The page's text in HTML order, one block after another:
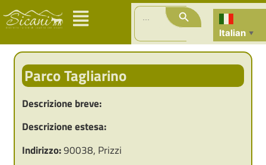
Search
for:
Search Button
Italian ▼
Parco Tagliarino
Descrizione breve:
Descrizione estesa:
Indirizzo:90038, Prizzi